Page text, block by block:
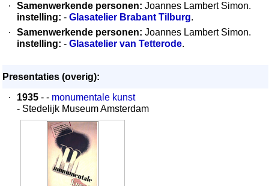
·
Samenwerkende personen: Joannes Lambert Simon.
instelling: - Glasatelier Brabant Tilburg.
·
Samenwerkende personen: Joannes Lambert Simon.
instelling: - Glasatelier van Tetterode.
Presentaties (overig):
·
1935 - - monumentale kunst
- Stedelijk Museum Amsterdam